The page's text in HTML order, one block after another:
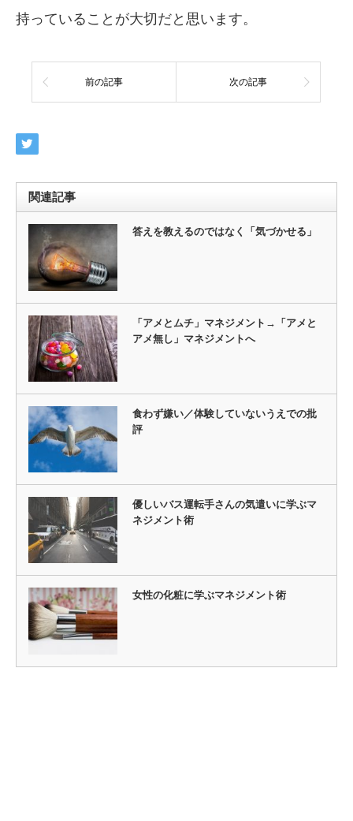
持っていることが大切だと思います。
前の記事 次の記事
関連記事
答えを教えるのではなく「気づかせる」
「アメとムチ」マネジメント→「アメと
アメ無し」マネジメントへ
食わず嫌い／体験していないうえでの批
評
優しいバス運転手さんの気遣いに学ぶマ
ネジメント術
女性の化粧に学ぶマネジメント術